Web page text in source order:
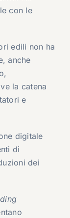
con le
edili non ha
anche
la catena
e
digitale
di
dei